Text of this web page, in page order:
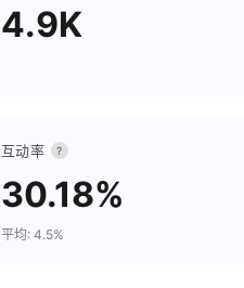
4.9K
互动率 ?
30.18%
平均: 4.5%